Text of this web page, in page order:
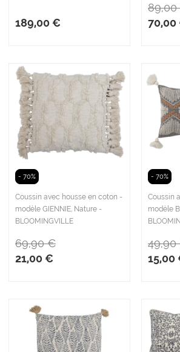
189,00 € 70,00
- 70%
Coussin avec housse en coton -
modèle GIENNIE, Nature -
BLOOMINGVILLE
21,00 €
69,90 €
- 70%
Coussin
modèle
15,00